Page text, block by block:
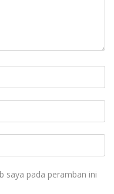
saya pada peramban ini